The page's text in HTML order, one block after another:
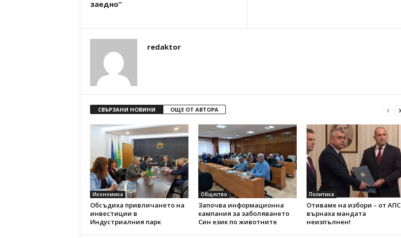
заедно“
redaktor
СВЪРЗАНИ НОВИНИ ОЩЕ ОТ АВТОРА
Икономика
Обсъдиха привличането на
инвестиции в
Индустриалния парк
Общество
Започва информационна
кампания за заболяването
Син език по животните
Политика
Отиваме на избори – от АПС
върнаха мандата
неизпълнен!